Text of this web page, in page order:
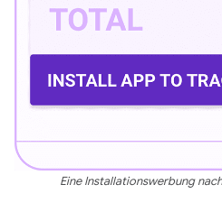
Eine Installationswerbung